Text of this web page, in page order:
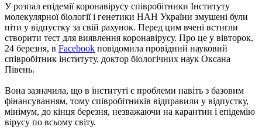
У розпал епідемії коронавірусу співробітники Інституту
молекулярної біології і генетики НАН України змушені були
піти у відпустку за свій рахунок. Перед цим вчені встигли
створити тест для виявлення коронавірусу. Про це у вівторок,
24 березня, в Facebook повідомила провідний науковий
співробітник інституту, доктор біологічних наук Оксана
Півень.
Вона зазначила, що в інституті є проблеми навіть з базовим
фінансуванням, тому співробітників відправили у відпустку,
мінімум, до кінця березня, незважаючи на карантин і епідемію
вірусу по всьому світу.